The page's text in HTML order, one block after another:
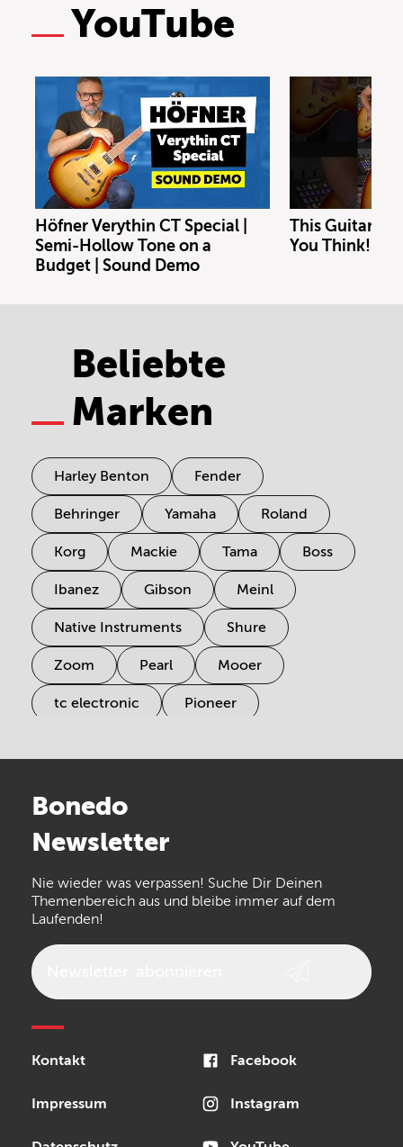
YouTube
Höfner Verythin CT Special |
Semi-Hollow Tone on a
Budget | Sound Demo
This Guitar
You Think!
Beliebte
Marken
Harley Benton Fender
Behringer Yamaha Roland
Korg Mackie Tama Boss
Ibanez Gibson Meinl
Native Instruments Shure
Zoom Pearl Mooer
tc electronic Pioneer
Arturia
the t.bone
Walrus Audio Epiphone
Bonedo
Newsletter
Nie wieder was verpassen! Suche Dir Deinen
Themenbereich aus und bleibe immer auf dem
Laufenden!
Kontakt
Impressum
Facebook
Instagram